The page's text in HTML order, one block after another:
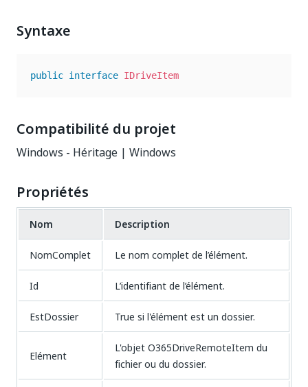
Syntaxe
public interface IDriveItem
Compatibilité du projet
Windows - Héritage | Windows
Propriétés
Nom Description
NomComplet Le nom complet de l’élément.
Id L’identifiant de l’élément.
EstDossier True si l'élément est un dossier.
Elément
L'objet O365DriveRemoteItem du
fichier ou du dossier.